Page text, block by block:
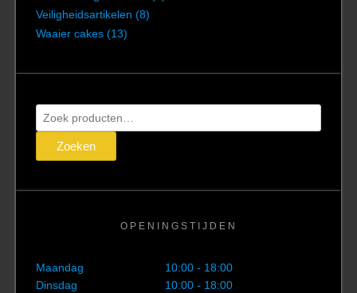
Veiligheidsartikelen (8)
Waaier cakes (13)
Zoeken
naar:
Zoeken
OPENINGSTIJDEN
Maandag
10:00 - 18:00
Dinsdag
10:00 - 18:00